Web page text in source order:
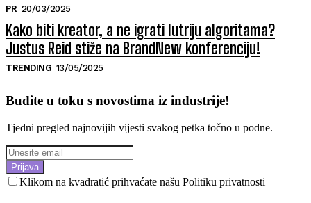
PR 20/03/2025
Kako biti kreator, a ne igrati lutriju algoritama?
Justus Reid stiže na BrandNew konferenciju!
TRENDING 13/05/2025
Budite u toku s novostima iz industrije!
Tjedni pregled najnovijih vijesti svakog petka točno u podne.
Prijava
Klikom na kvadratić prihvaćate našu Politiku privatnosti